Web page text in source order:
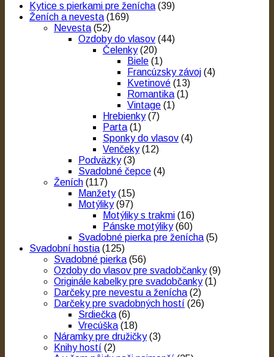
Kytice s pierkami pre ženícha (39)
Ženích a nevesta (169)
Nevesta (52)
Ozdoby do vlasov (44)
Čelenky (20)
Biele (1)
Francúzsky závoj (4)
Kvetinové (13)
Romantika (1)
Vintage (1)
Hrebienky (7)
Parta (1)
Sponky do vlasov (4)
Venčeky (12)
Podväzky (3)
Svadobné čepce (4)
Ženích (117)
Manžety (15)
Motýliky (97)
Motýliky s trakmi (16)
Pánske motýliky (60)
Svadobné pierka pre ženícha (5)
Svadobní hostia (125)
Svadobné pierka (56)
Ozdoby do vlasov pre svadobčanky (9)
Originále kabelky pre svadobčanky (1)
Darčeky pre nevestu a ženícha (2)
Darčeky pre svadobných hostí (26)
Srdiečka (6)
Vrecúška (18)
Náramky pre družičky (3)
Knihy hostí (2)